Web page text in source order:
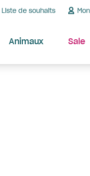
Liste de souhaits
Animaux Sale